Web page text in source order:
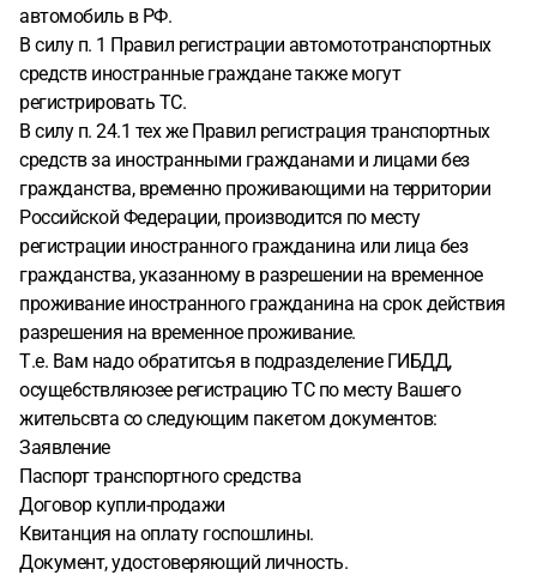
автомобиль в РФ.
В силу п. 1 Правил регистрации автомототранспортных
средств иностранные граждане также могут
регистрировать ТС.
В силу п. 24.1 тех же Правил регистрация транспортных
средств за иностранными гражданами и лицами без
гражданства, временно проживающими на территории
Российской Федерации, производится по месту
регистрации иностранного гражданина или лица без
гражданства, указанному в разрешении на временное
проживание иностранного гражданина на срок действия
разрешения на временное проживание.
Т.е. Вам надо обратитсья в подразделение ГИБДД,
осуще6ствляюзее регистрацию ТС по месту Вашего
жительсвта со следующим пакетом документов:
Заявление
Паспорт транспортного средства
Договор купли-продажи
Квитанция на оплату госпошлины.
Документ, удостоверяющий личность.